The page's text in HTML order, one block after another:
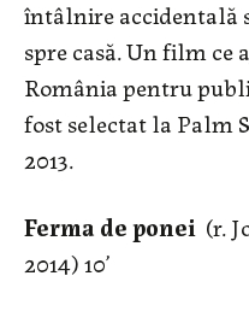
întâlnire accidentală
spre casă. Un film
România pentru
fost selectat la Palm
2013.
Ferma de ponei(r.
2014) 10’